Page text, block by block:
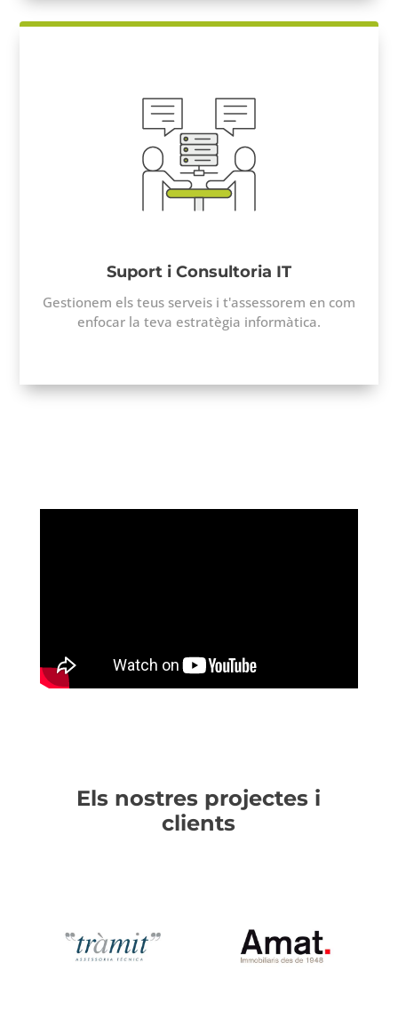
Suport i Consultoria IT
Gestionem els teus serveis i t'assessorem en com
enfocar la teva estratègia informàtica.
Els nostres projectes i
clients